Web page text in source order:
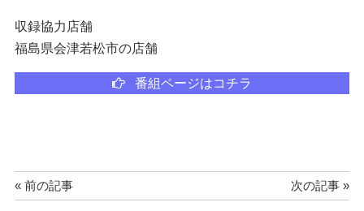
収録協力店舗
福島県会津若松市の店舗
番組ページはコチラ
« 前の記事 次の記事 »